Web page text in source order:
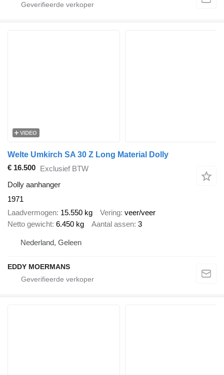
VIDEO
Welte Umkirch SA 30 Z Long Material Dolly
€ 16.500 Exclusief BTW
Dolly aanhanger
1971
Laadvermogen 15.550 kg Vering veer/veer
Netto gewicht 6.450 kg Aantal assen 3
Nederland, Geleen
EDDY MOERMANS